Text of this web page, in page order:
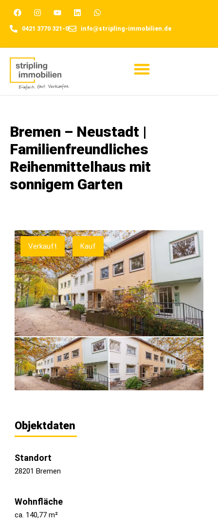
0421 3770 321-0 info@stripling-immobilien.de
Bremen – Neustadt |
Familienfreundliches
Reihenmittelhaus mit
sonnigem Garten
Verkauft Kauf
Objektdaten
Standort
28201 Bremen
Wohnfläche
ca. 140,77 m²